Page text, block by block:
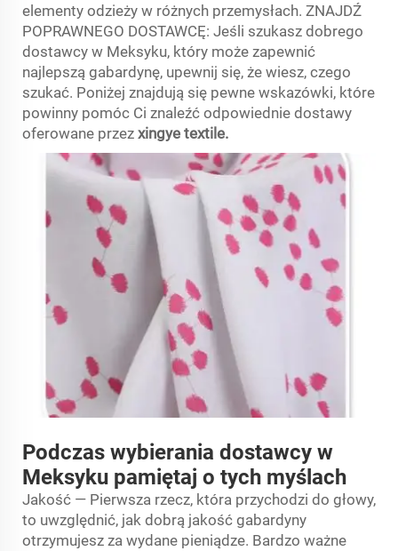
elementy odzieży w różnych przemysłach. ZNAJDŹ
POPRAWNEGO DOSTAWCĘ: Jeśli szukasz dobrego
dostawcy w Meksyku, który może zapewnić
najlepszą gabardynę, upewnij się, że wiesz, czego
szukać. Poniżej znajdują się pewne wskazówki, które
powinny pomóc Ci znaleźć odpowiednie dostawy
oferowane przez xingye textile.
Podczas wybierania dostawcy w
Meksyku pamiętaj o tych myślach
Jakość — Pierwsza rzecz, która przychodzi do głowy,
to uwzględnić, jak dobrą jakość gabardyny
otrzymujesz za wydane pieniądze. Bardzo ważne